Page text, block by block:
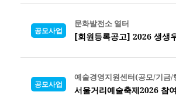
공모사업
문화발전소 열터
[회원등록공고] 2026 생생
공모사업
예술경영지원센터(공모/기금/
서울거리예술축제2026 참